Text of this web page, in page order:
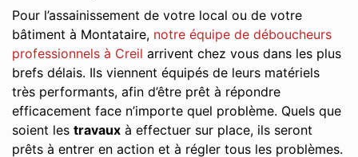
Pour l’assainissement de votre local ou de votre
bâtiment à Montataire, notre équipe de déboucheurs
professionnels à Creil arrivent chez vous dans les plus
brefs délais. Ils viennent équipés de leurs matériels
très performants, afin d’être prêt à répondre
efficacement face n’importe quel problème. Quels que
soient les travaux à effectuer sur place, ils seront
prêts à entrer en action et à régler tous les problèmes.